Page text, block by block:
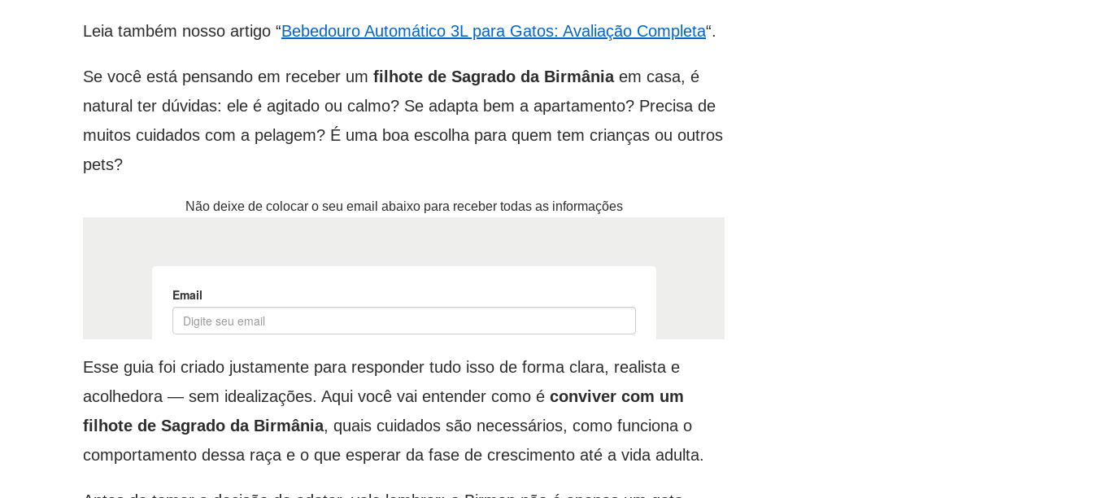
Leia também nosso artigo “Bebedouro Automático 3L para Gatos: Avaliação Completa“.
Se você está pensando em receber um filhote de Sagrado da Birmâniaem casa, é
natural ter dúvidas: ele é agitado ou calmo? Se adapta bem a apartamento? Precisa de
muitos cuidados com a pelagem? É uma boa escolha para quem tem crianças ou outros
pets?
Não deixe de colocar o seu email abaixo para receber todas as informações
Esse guia foi criado justamente para responder tudo isso de forma clara, realista e
acolhedora — sem idealizações. Aqui você vai entender como é conviver com um
filhote de Sagrado da Birmânia, quais cuidados são necessários, como funciona o
comportamento dessa raça e o que esperar da fase de crescimento até a vida adulta.